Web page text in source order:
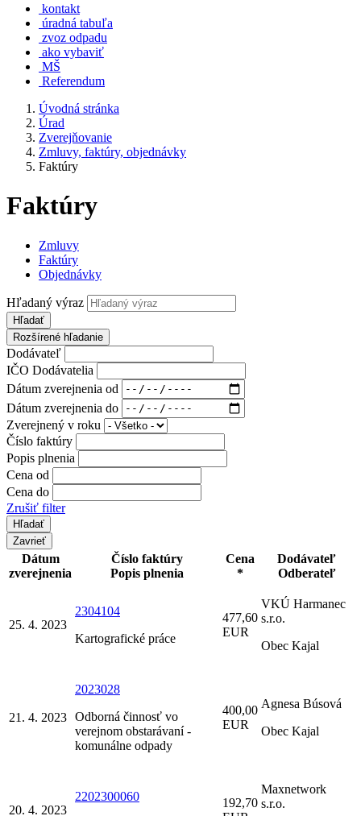
kontakt
úradná tabuľa
zvoz odpadu
ako vybaviť
MŠ
Referendum
Úvodná stránka
Úrad
Zverejňovanie
Zmluvy, faktúry, objednávky
Faktúry
Faktúry
Zmluvy
Faktúry
Objednávky
Hľadaný výraz
Hľadať
Rozšírené hľadanie
Dodávateľ
IČO Dodávatelia
Dátum zverejnenia od
Dátum zverejnenia do
Zverejnený v roku
Číslo faktúry
Popis plnenia
Cena od
Cena do
Zrušiť filter
Zavrieť
Dátum
zverejnenia
Číslo faktúry
Popis plnenia
Cena
*
Dodávateľ
Odberateľ
25. 4. 2023
2304104
Kartografické práce
477,60
EUR
VKÚ Harmanec
s.r.o.
Obec Kajal
21. 4. 2023
2023028
Odborná činnosť vo
verejnom obstarávaní -
komunálne odpady
400,00
EUR
Agnesa Búsová
Obec Kajal
20. 4. 2023
2202300060
192,70
Maxnetwork
s.r.o.